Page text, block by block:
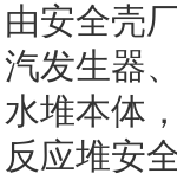
由安全壳
汽发生器
水堆本体
反应堆安